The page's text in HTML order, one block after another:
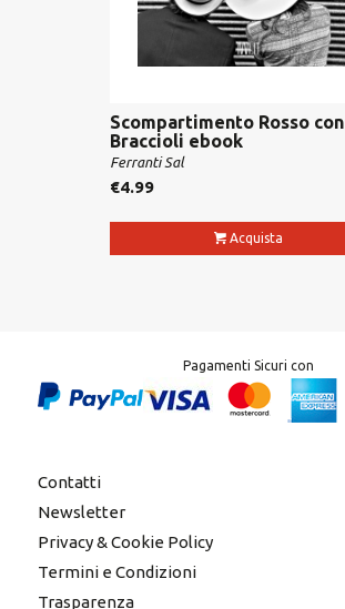
Scompartimento Rosso con
Braccioli ebook
Ferranti Sal
€4.99
Acquista
Pagamenti Sicuri con
Contatti
Newsletter
Privacy & Cookie Policy
Termini e Condizioni
Trasparenza